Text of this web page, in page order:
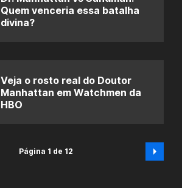
Quem venceria essa batalha
divina?
Veja o rosto real do Doutor
Manhattan em Watchmen da
HBO
Página 1 de 12